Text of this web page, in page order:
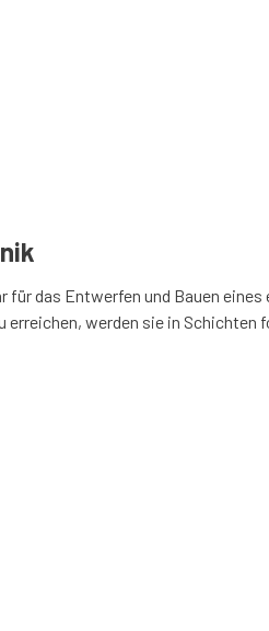
das Entwerfen und Bauen eines
werden sie in Schichten